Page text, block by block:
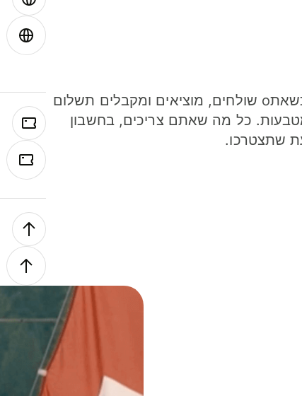
חסכו כסף כשאתo שולחים, מוציאים ומקבלים תשלום
40 מטבעות. כל מה שאתם צריכים, בחשבון
שתצטרכו.